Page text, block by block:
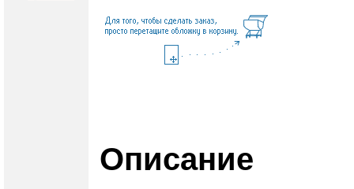
Описание